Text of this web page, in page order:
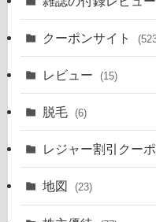
クーポンサイト
レビュー (15)
脱毛 (6)
レジャー割引クー
地図 (23)